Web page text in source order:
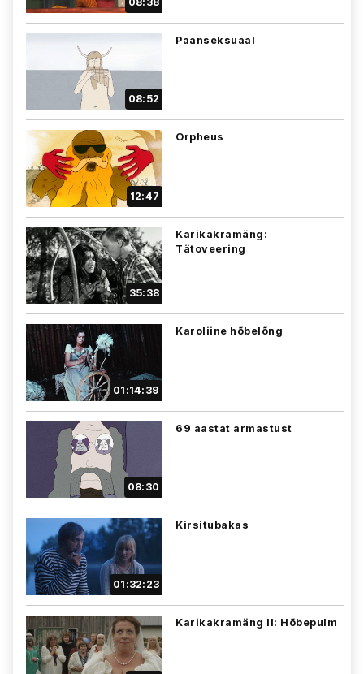
08:52
Paanseksuaal
12:47
Orpheus
35:38
Karikakramäng:
Tätoveering
01:14:39
Karoliine hõbelõng
08:30
69 aastat armastust
01:32:23
Kirsitubakas
Karikakramäng II: Hõbepulm